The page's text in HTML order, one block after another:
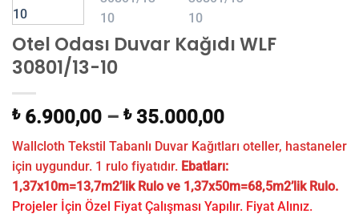
Otel Odası Duvar Kağıdı WLF
30801/13-10
₺6.900,00 – ₺35.000,00
Wallcloth Tekstil Tabanlı Duvar Kağıtları oteller, hastaneler
için uygundur. 1 rulo fiyatıdır. Ebatları:
1,37x10m=13,7m2’lik Rulo ve 1,37x50m=68,5m2’lik Rulo.
Projeler İçin Özel Fiyat Çalışması Yapılır. Fiyat Alınız.